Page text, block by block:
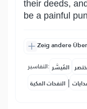
their deeds,
be a painful
Zeig andere
التفاسير: المُيسَّر
النفحات المكية |